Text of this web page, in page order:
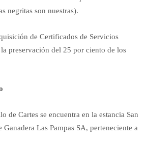
negritas son nuestras).
de Certificados de Servicios
preservación del 25 por ciento de los
de Cartes se encuentra en la estancia San
Las Pampas SA, perteneciente a